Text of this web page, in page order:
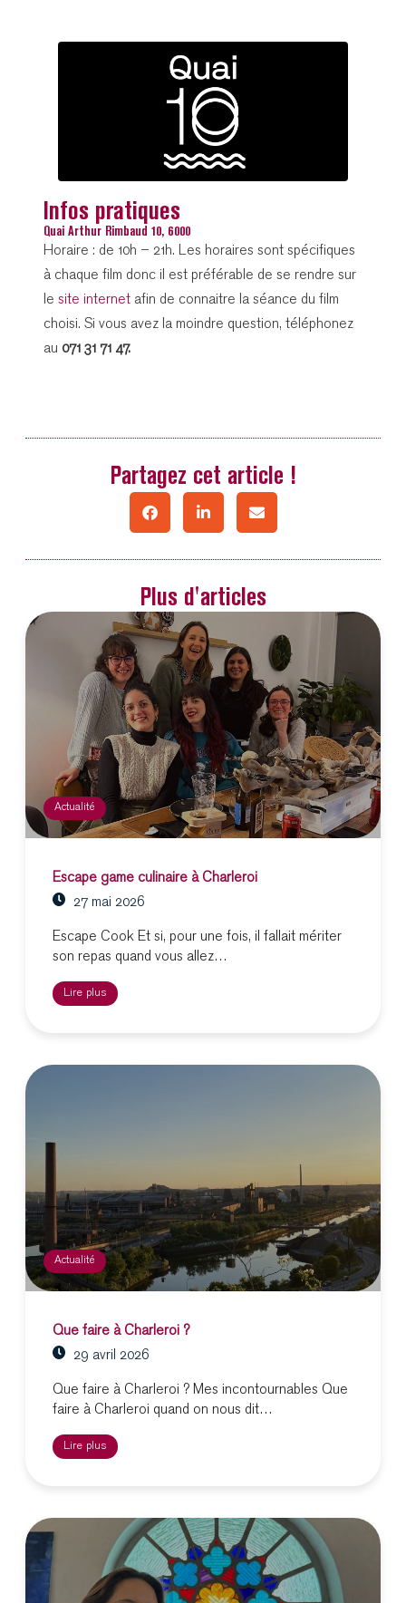
Infos pratiques
Quai Arthur Rimbaud 10, 6000
Horaire : de 10h – 21h. Les horaires sont spécifiques
à chaque film donc il est préférable de se rendre sur
le site internet afin de connaitre la séance du film
choisi. Si vous avez la moindre question, téléphonez
au 071 31 71 47.
Partagez cet article !
Plus d'articles
Actualité
Escape game culinaire à Charleroi
27 mai 2026
Escape Cook Et si, pour une fois, il fallait mériter
son repas quand vous allez…
Lire plus
Actualité
Que faire à Charleroi ?
29 avril 2026
Que faire à Charleroi ? Mes incontournables Que
faire à Charleroi quand on nous dit…
Lire plus